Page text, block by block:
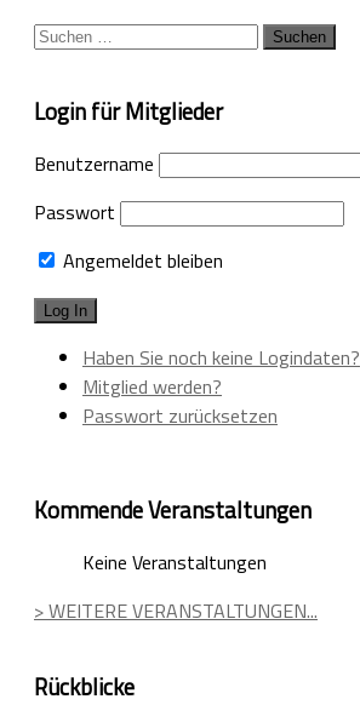
Suchen
Login für Mitglieder
Benutzername
Passwort
Angemeldet bleiben
Haben Sie noch keine Logindaten?
Mitglied werden?
Passwort zurücksetzen
Kommende Veranstaltungen
Keine Veranstaltungen
> WEITERE VERANSTALTUNGEN...
Rückblicke